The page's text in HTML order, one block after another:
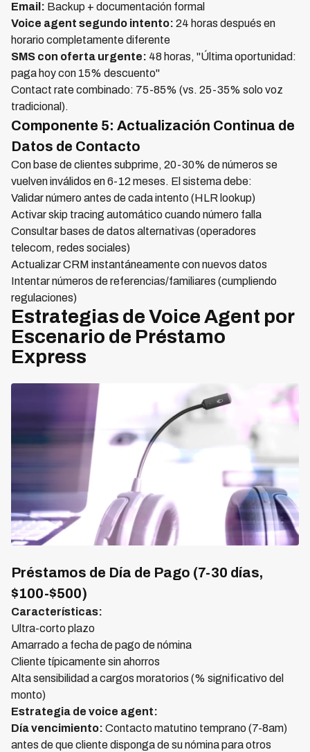
Email: Backup + documentación formal
Voice agent segundo intento: 24 horas después en
horario completamente diferente
SMS con oferta urgente: 48 horas, "Última oportunidad:
paga hoy con 15% descuento"
Contact rate combinado: 75-85% (vs. 25-35% solo voz
tradicional).
Componente 5: Actualización Continua de
Datos de Contacto
Con base de clientes subprime, 20-30% de números se
vuelven inválidos en 6-12 meses. El sistema debe:
Validar número antes de cada intento (HLR lookup)
Activar skip tracing automático cuando número falla
Consultar bases de datos alternativas (operadores
telecom, redes sociales)
Actualizar CRM instantáneamente con nuevos datos
Intentar números de referencias/familiares (cumpliendo
regulaciones)
Estrategias de Voice Agent por
Escenario de Préstamo
Express
Préstamos de Día de Pago (7-30 días,
$100-$500)
Características:
Ultra-corto plazo
Amarrado a fecha de pago de nómina
Cliente típicamente sin ahorros
Alta sensibilidad a cargos moratorios (% significativo del
monto)
Estrategia de voice agent:
Día vencimiento: Contacto matutino temprano (7-8am)
antes de que cliente disponga de su nómina para otros